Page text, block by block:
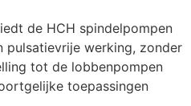
de HCH spindelpompen
pulsatievrije werking, zonder
tot de lobbenpompen
toepassingen